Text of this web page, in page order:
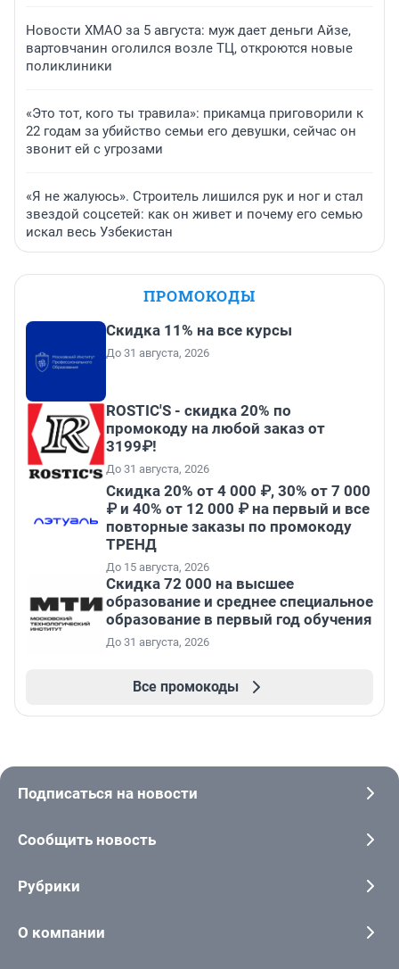
Новости ХМАО за 5 августа: муж дает деньги Айзе,
вартовчанин оголился возле ТЦ, откроются новые
поликлиники
«Это тот, кого ты травила»: прикамца приговорили к
22 годам за убийство семьи его девушки, сейчас он
звонит ей с угрозами
«Я не жалуюсь». Строитель лишился рук и ног и стал
звездой соцсетей: как он живет и почему его семью
искал весь Узбекистан
ПРОМОКОДЫ
Скидка 11% на все курсы
До 31 августа, 2026
ROSTIC'S - скидка 20% по
промокоду на любой заказ от
3199₽!
До 31 августа, 2026
Скидка 20% от 4 000 ₽, 30% от 7 000
₽ и 40% от 12 000 ₽ на первый и все
повторные заказы по промокоду
ТРЕНД
До 15 августа, 2026
Скидка 72 000 на высшее
образование и среднее специальное
образование в первый год обучения
До 31 августа, 2026
Все промокоды
Подписаться на новости
Сообщить новость
Рубрики
О компании